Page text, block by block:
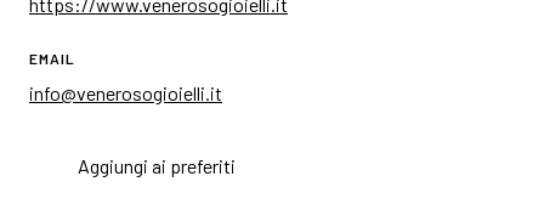
EMAIL
info@venerosogioielli.it
Aggiungi ai preferiti